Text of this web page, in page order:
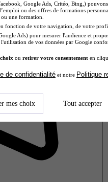
Google Ads, Critéo, Bing,)
ou des offres de formations
une formation.
fonction de votre navigation, de votre
Ads) pour mesurer l'audience et
l'utilisation de vos données par Google
ou retirer votre consentement en
de confidentialité et notre Politique
mes choix Tout accepter